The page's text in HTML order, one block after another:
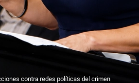
contra redes políticas del crimen